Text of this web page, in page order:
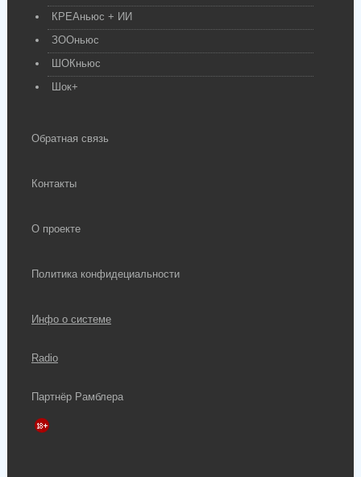
КРЕАньюс + ИИ
ЗООньюс
ШОКньюс
Шок+
Обратная связь
Контакты
О проекте
Политика конфидециальности
Инфо о системе
Radio
Партнёр Рамблера